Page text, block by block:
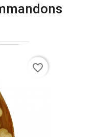
favorite_border